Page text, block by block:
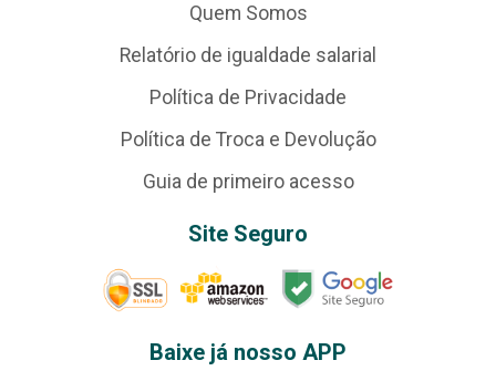
Quem Somos
Relatório de igualdade salarial
Política de Privacidade
Política de Troca e Devolução
Guia de primeiro acesso
Site Seguro
Baixe já nosso APP